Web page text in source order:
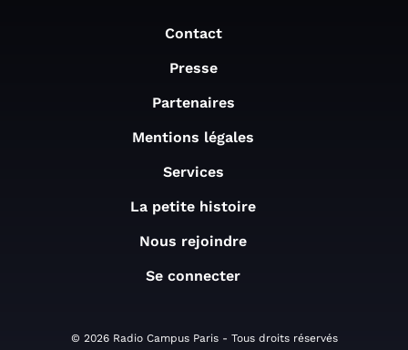
Contact
Presse
Partenaires
Mentions légales
Services
La petite histoire
Nous rejoindre
Se connecter
© 2026 Radio Campus Paris - Tous droits réservés